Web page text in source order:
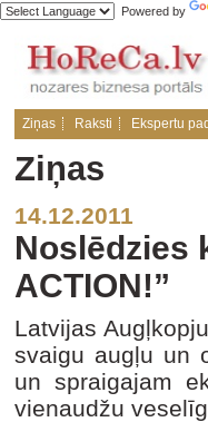
Powered by
Ziņas Raksti Ekspertu
Ziņas
14.12.2011
Noslēdzies
ACTION!”
Latvijas
svaigu augļu un
un spraigajam
vienaudžu